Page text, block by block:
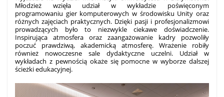
Młodzież wzięła udział w wykładzie poświęconym
programowaniu gier komputerowych w środowisku Unity oraz
różnych zajęciach praktycznych. Dzięki pasji i profesjonalizmowi
prowadzących było to niezwykle ciekawe doświadczenie.
Inspirująca atmosfera oraz zaangażowanie kadry pozwoliły
poczuć prawdziwą, akademicką atmosferę. Wrażenie robiły
również nowoczesne sale dydaktyczne uczelni. Udział w
wykładach z pewnością okaże się pomocne w wyborze dalszej
ścieżki edukacyjnej.